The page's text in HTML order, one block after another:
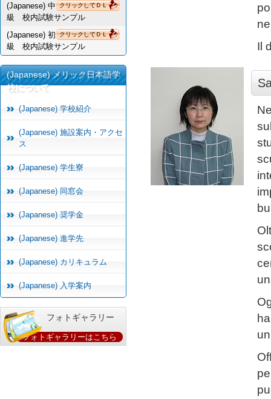
クリックしてＤＬ
(Japanese) 中
級 校内試験サンプル
クリックしてＤＬ
(Japanese) 初
級 校内試験サンプル
(Japanese) メリック日本語学
校について
(Japanese) 学校紹介
(Japanese) 施設案内・アクセ
ス
(Japanese) 学生寮
(Japanese) 同窓会
(Japanese) 奨学金
(Japanese) 進学先
(Japanese) カリキュラム
(Japanese) 入学案内
フォトギャラリー
フォトギャラリーはこちら
Il